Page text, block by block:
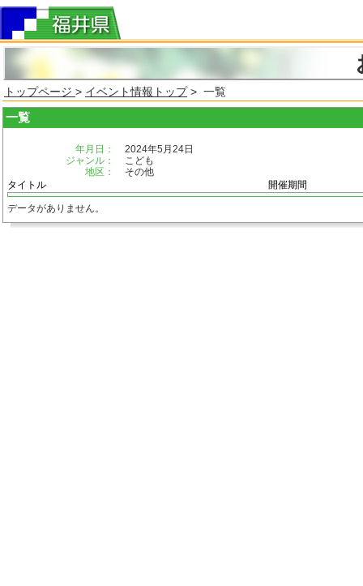
トップページ > イベント情報トップ> 一覧
一覧
年月日：
2024年5月24日
ジャンル：
こども
地区：
その他
タイトル
開催期間
データがありません。